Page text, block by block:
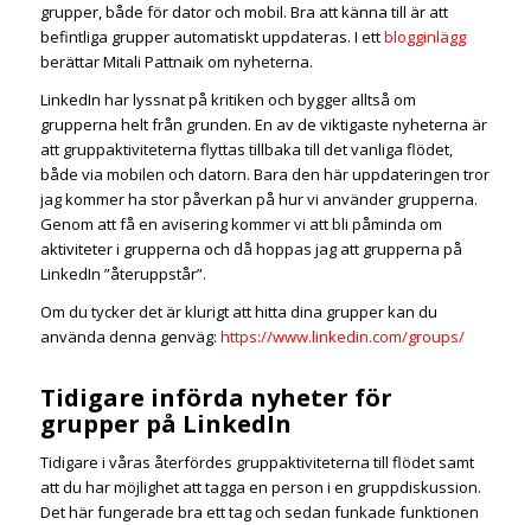
grupper, både för dator och mobil. Bra att känna till är att
befintliga grupper automatiskt uppdateras. I ettblogginlägg
berättar Mitali Pattnaik om nyheterna.
LinkedIn har lyssnat på kritiken och bygger alltså om
grupperna helt från grunden. En av de viktigaste nyheterna är
att gruppaktiviteterna flyttas tillbaka till det vanliga flödet,
både via mobilen och datorn. Bara den här uppdateringen tror
jag kommer ha stor påverkan på hur vi använder grupperna.
Genom att få en avisering kommer vi att bli påminda om
aktiviteter i grupperna och då hoppas jag att grupperna på
LinkedIn ”återuppstår”.
Om du tycker det är klurigt att hitta dina grupper kan du
använda denna genväg: https://www.linkedin.com/groups/
Tidigare införda nyheter för
grupper på LinkedIn
Tidigare i våras återfördes gruppaktiviteterna till flödet samt
att du har möjlighet att tagga en person i en gruppdiskussion.
Det här fungerade bra ett tag och sedan funkade funktionen